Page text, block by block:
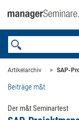
Artikelarchiv SAP-
Beiträge m&t
Der m&t Seminartest